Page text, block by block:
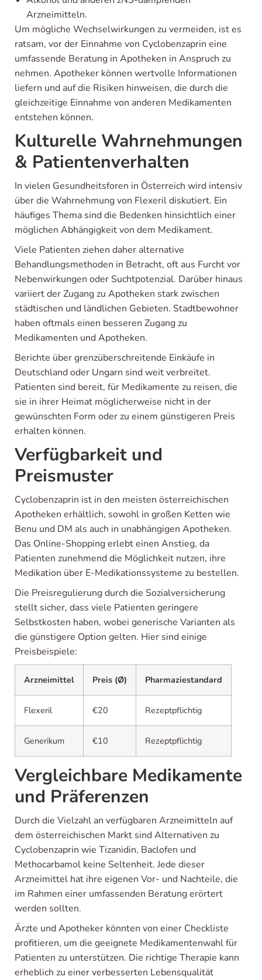
Arzneimitteln.
Um mögliche Wechselwirkungen zu vermeiden, ist es
ratsam, vor der Einnahme von Cyclobenzaprin eine
umfassende Beratung in Apotheken in Anspruch zu
nehmen. Apotheker können wertvolle Informationen
liefern und auf die Risiken hinweisen, die durch die
gleichzeitige Einnahme von anderen Medikamenten
entstehen können.
Kulturelle Wahrnehmungen
& Patientenverhalten
In vielen Gesundheitsforen in Österreich wird intensiv
über die Wahrnehmung von Flexeril diskutiert. Ein
häufiges Thema sind die Bedenken hinsichtlich einer
möglichen Abhängigkeit von dem Medikament.
Viele Patienten ziehen daher alternative
Behandlungsmethoden in Betracht, oft aus Furcht vor
Nebenwirkungen oder Suchtpotenzial. Darüber hinaus
variiert der Zugang zu Apotheken stark zwischen
städtischen und ländlichen Gebieten. Stadtbewohner
haben oftmals einen besseren Zugang zu
Medikamenten und Apotheken.
Berichte über grenzüberschreitende Einkäufe in
Deutschland oder Ungarn sind weit verbreitet.
Patienten sind bereit, für Medikamente zu reisen, die
sie in ihrer Heimat möglicherweise nicht in der
gewünschten Form oder zu einem günstigeren Preis
erhalten können.
Verfügbarkeit und
Preismuster
Cyclobenzaprin ist in den meisten österreichischen
Apotheken erhältlich, sowohl in großen Ketten wie
Benu und DM als auch in unabhängigen Apotheken.
Das Online-Shopping erlebt einen Anstieg, da
Patienten zunehmend die Möglichkeit nutzen, ihre
Medikation über E-Medikationssysteme zu bestellen.
Die Preisregulierung durch die Sozialversicherung
stellt sicher, dass viele Patienten geringere
Selbstkosten haben, wobei generische Varianten als
die günstigere Option gelten. Hier sind einige
Preisbeispiele:
Arzneimittel Preis (Ø) Pharmaziestandard
Flexeril €20 Rezeptpflichtig
Generikum €10 Rezeptpflichtig
Vergleichbare Medikamente
und Präferenzen
Durch die Vielzahl an verfügbaren Arzneimitteln auf
dem österreichischen Markt sind Alternativen zu
Cyclobenzaprin wie Tizanidin, Baclofen und
Methocarbamol keine Seltenheit. Jede dieser
Arzneimittel hat ihre eigenen Vor- und Nachteile, die
im Rahmen einer umfassenden Beratung erörtert
werden sollten.
Ärzte und Apotheker könnten von einer Checkliste
profitieren, um die geeignete Medikamentenwahl für
Patienten zu unterstützen. Die richtige Therapie kann
erheblich zu einer verbesserten Lebensqualität